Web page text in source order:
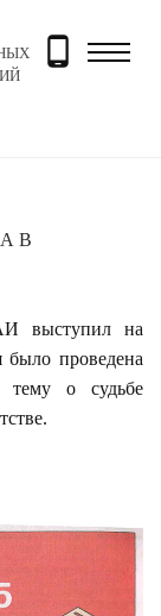
Публикация
В
выступил на
было проведена
тему о судьбе